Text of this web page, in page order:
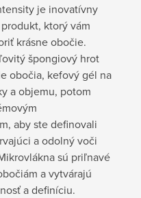
je inovatívny
ktorý vám
krásne obočie.
špongiový hrot
obočia, kefový gél na
a objemu, potom
aby ste definovali
a odolný voči
sú priľnavé
a vytvárajú
a definíciu.